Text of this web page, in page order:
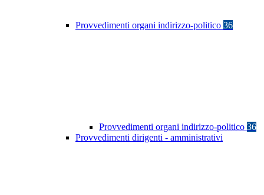
Provvedimenti organi indirizzo-politico 36
Provvedimenti organi indirizzo-politico 36
Provvedimenti dirigenti - amministrativi